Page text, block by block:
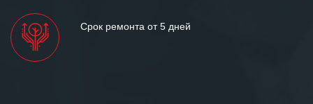
Срок ремонта от 5 дней